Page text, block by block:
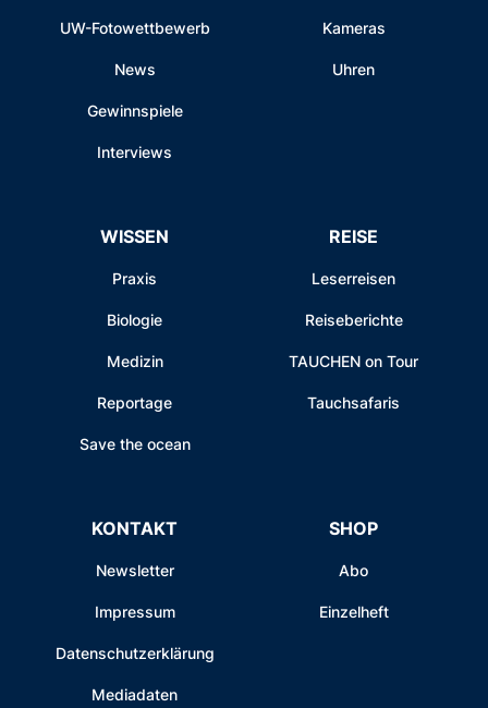
UW-Fotowettbewerb
News
Gewinnspiele
Interviews
Kameras
Uhren
WISSEN
Praxis
Biologie
Medizin
Reportage
Save the ocean
REISE
Leserreisen
Reiseberichte
TAUCHEN on Tour
Tauchsafaris
KONTAKT
Newsletter
Impressum
Datenschutzerklärung
Mediadaten
SHOP
Abo
Einzelheft